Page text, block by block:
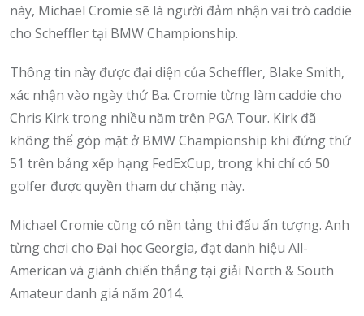
này, Michael Cromie sẽ là người đảm nhận vai trò caddie
cho Scheffler tại BMW Championship.
Thông tin này được đại diện của Scheffler, Blake Smith,
xác nhận vào ngày thứ Ba. Cromie từng làm caddie cho
Chris Kirk trong nhiều năm trên PGA Tour. Kirk đã
không thể góp mặt ở BMW Championship khi đứng thứ
51 trên bảng xếp hạng FedExCup, trong khi chỉ có 50
golfer được quyền tham dự chặng này.
Michael Cromie cũng có nền tảng thi đấu ấn tượng. Anh
từng chơi cho Đại học Georgia, đạt danh hiệu All-
American và giành chiến thắng tại giải North & South
Amateur danh giá năm 2014.